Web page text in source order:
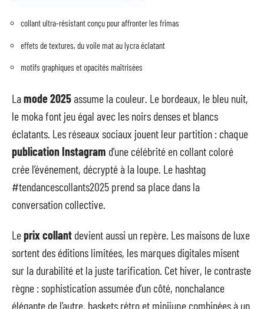
collant ultra-résistant conçu pour affronter les frimas
effets de textures, du voile mat au lycra éclatant
motifs graphiques et opacités maîtrisées
Lamode 2025assume la couleur. Le bordeaux, le bleu nuit,
le moka font jeu égal avec les noirs denses et blancs
éclatants. Les réseaux sociaux jouent leur partition : chaque
publication Instagram d’une célébrité en collant coloré
crée l’événement, décrypté à la loupe. Le hashtag
#tendancescollants2025 prend sa place dans la
conversation collective.
Leprix collant devient aussi un repère. Les maisons de luxe
sortent des éditions limitées, les marques digitales misent
sur la durabilité et la juste tarification. Cet hiver, le contraste
règne : sophistication assumée d’un côté, nonchalance
élégante de l’autre, baskets rétro et minijupe combinées à un